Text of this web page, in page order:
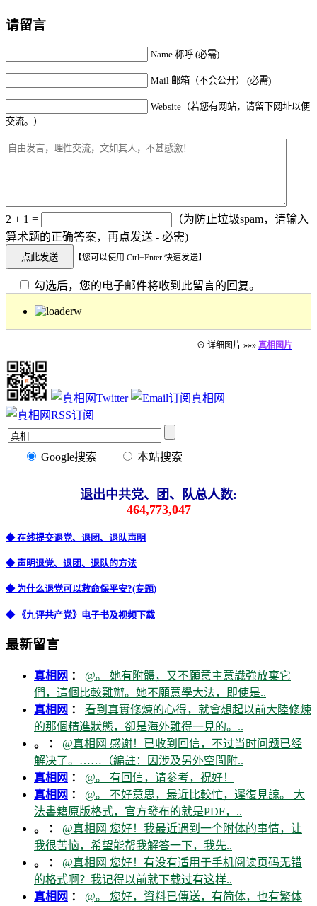
请留言
Name 称呼 (必需)
Mail 邮箱（不会公开） (必需)
Website（若您有网站，请留下网址以便
交流。）
2 + 1 =
（为防止垃圾spam，请输入
算术题的正确答案，再点发送 - 必需)
【您可以使用 Ctrl+Enter 快速发送】
勾选后，您的电子邮件将收到此留言的回复。
⊙ 详细图片 »»» 真相图片
Google搜索 本站搜索
退出中共党、团、队总人数:
464,773,047
◆ 在线提交退党、退团、退队声明
◆ 声明退党、退团、退队的方法
◆ 为什么退党可以救命保平安?(专题)
◆ 《九评共产党》电子书及视频下载
最新留言
真相网 ： @。 她有附體，又不願意主意識強放棄它
們，這個比較難辦。她不願意學大法，即使是..
真相网 ： 看到真實修煉的心得，就會想起以前大陸修煉
的那個精進狀態，卻是海外難得一見的。..
。 ： @真相网 感谢！已收到回信，不过当时问题已经
解决了。……（編註：因涉及另外空間附..
真相网 ： @。 有回信，请参考，祝好！
真相网 ： @。 不好意思，最近比較忙，遲復見諒。 大
法書籍原版格式，官方發布的就是PDF，..
。 ： @真相网 您好！我最近遇到一个附体的事情，让
我很苦恼，希望能帮我解答一下，我先..
。 ： @真相网 您好！有没有适用于手机阅读页码无错
的格式啊？我记得以前就下载过有这样..
真相网 ： @。 您好，資料已傳送，有简体，也有繁体